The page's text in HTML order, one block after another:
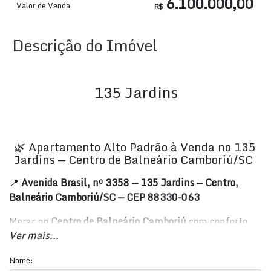
R$
Valor de Venda
Descrição do Imóvel
135 Jardins
🌿 Apartamento Alto Padrão à Venda no 135
Jardins — Centro de Balneário Camboriú/SC
📍 Avenida Brasil, nº 3358 — 135 Jardins — Centro,
Balneário Camboriú/SC — CEP 88330-063
Morar no Centro de Balneário Camboriú com conforto,
sofisticação e praticidade é possível com este
mais desejadas da cidade:
Ver mais...
Nome: